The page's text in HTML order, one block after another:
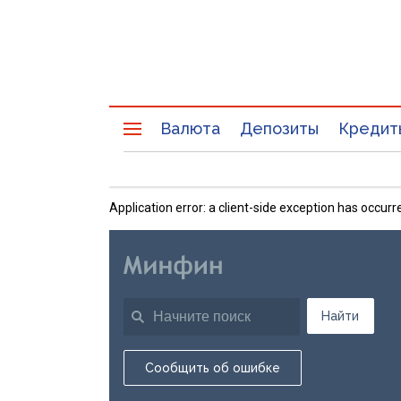
Валюта Депозиты
Application error: a client-side exception has
Найти
Сообщить об ошибке